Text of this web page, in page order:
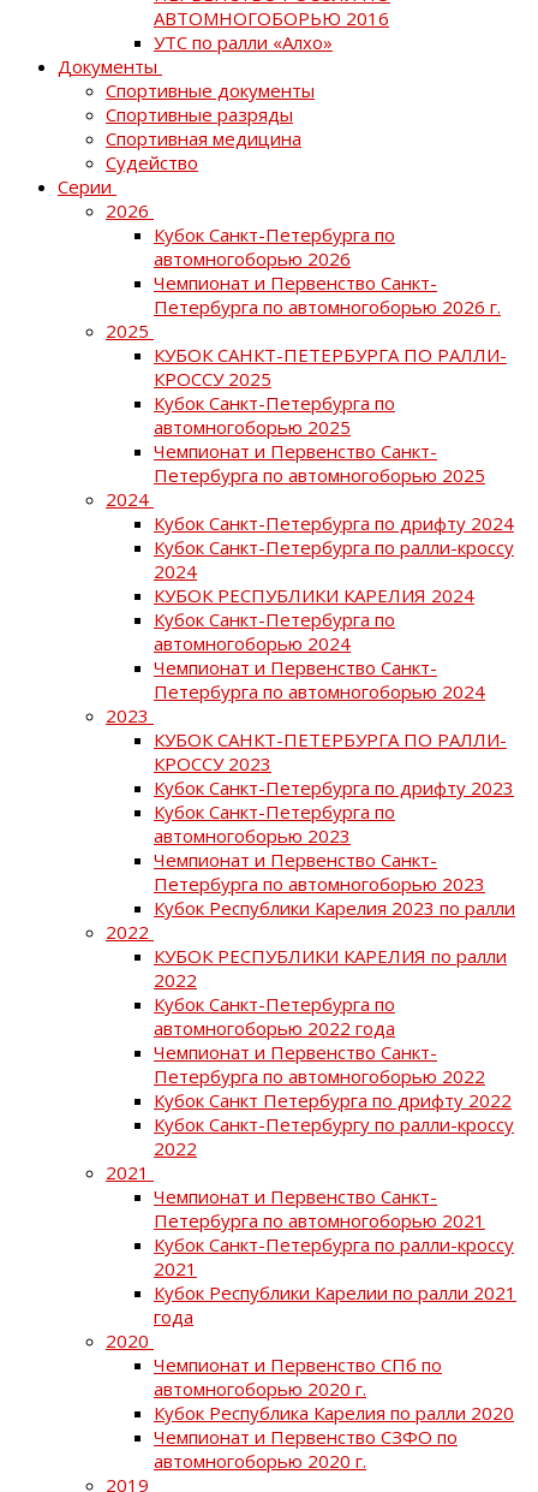
АВТОМНОГОБОРЬЮ 2016
УТС по ралли «Алхо»
Документы
Спортивные документы
Спортивные разряды
Спортивная медицина
Судейство
Серии
2026
Кубок Санкт-Петербурга по
автомногоборью 2026
Чемпионат и Первенство Санкт-
Петербурга по автомногоборью 2026 г.
2025
КУБОК САНКТ-ПЕТЕРБУРГА ПО РАЛЛИ-
КРОССУ 2025
Кубок Санкт-Петербурга по
автомногоборью 2025
Чемпионат и Первенство Санкт-
Петербурга по автомногоборью 2025
2024
Кубок Санкт-Петербурга по дрифту 2024
Кубок Санкт-Петербурга по ралли-кроссу
2024
КУБОК РЕСПУБЛИКИ КАРЕЛИЯ 2024
Кубок Санкт-Петербурга по
автомногоборью 2024
Чемпионат и Первенство Санкт-
Петербурга по автомногоборью 2024
2023
КУБОК САНКТ-ПЕТЕРБУРГА ПО РАЛЛИ-
КРОССУ 2023
Кубок Санкт-Петербурга по дрифту 2023
Кубок Санкт-Петербурга по
автомногоборью 2023
Чемпионат и Первенство Санкт-
Петербурга по автомногоборью 2023
Кубок Республики Карелия 2023 по ралли
2022
КУБОК РЕСПУБЛИКИ КАРЕЛИЯ по ралли
2022
Кубок Санкт-Петербурга по
автомногоборью 2022 года
Чемпионат и Первенство Санкт-
Петербурга по автомногоборью 2022
Кубок Санкт Петербурга по дрифту 2022
Кубок Санкт-Петербургу по ралли-кроссу
2022
2021
Чемпионат и Первенство Санкт-
Петербурга по автомногоборью 2021
Кубок Санкт-Петербурга по ралли-кроссу
2021
Кубок Республики Карелии по ралли 2021
года
2020
Чемпионат и Первенство СПб по
автомногоборью 2020 г.
Кубок Республика Карелия по ралли 2020
Чемпионат и Первенство СЗФО по
автомногоборью 2020 г.
2019